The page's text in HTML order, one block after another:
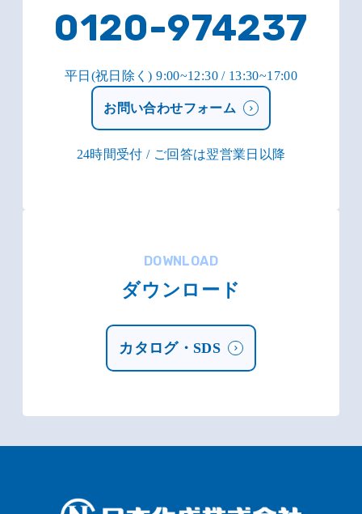
0120-974237
平日(祝日除く) 9:00~12:30 / 13:30~17:00
お問い合わせフォーム
24時間受付 / ご回答は翌営業日以降
DOWNLOAD
ダウンロード
カタログ・SDS